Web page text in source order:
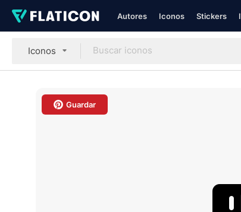
Autores Iconos Stickers
Iconos
Guardar